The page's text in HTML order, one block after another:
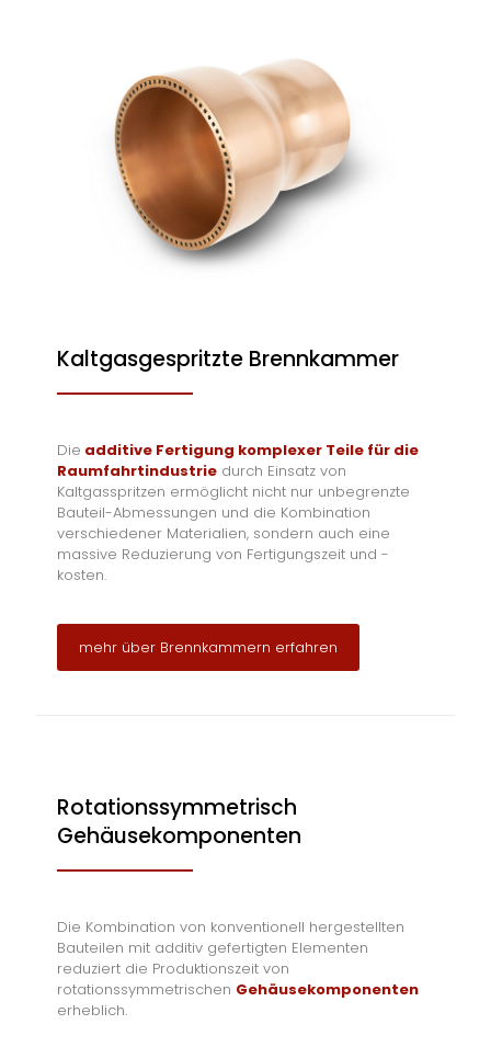
Kaltgasgespritzte Brennkammer
Die additive Fertigung komplexer Teile für die
Raumfahrtindustrie durch Einsatz von
Kaltgasspritzen ermöglicht nicht nur unbegrenzte
Bauteil-Abmessungen und die Kombination
verschiedener Materialien, sondern auch eine
massive Reduzierung von Fertigungszeit und -
kosten.
mehr über Brennkammern erfahren
Rotationssymmetrisch
Gehäusekomponenten
Die Kombination von konventionell hergestellten
Bauteilen mit additiv gefertigten Elementen
reduziert die Produktionszeit von
rotationssymmetrischen Gehäusekomponenten
erheblich.